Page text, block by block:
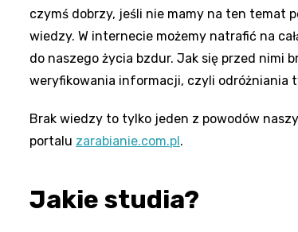
czymś dobrzy, jeśli nie mamy na ten temat
wiedzy. W internecie możemy natrafić na
do naszego życia bzdur. Jak się przed nimi
weryfikowania informacji, czyli odróżniania
Brak wiedzy to tylko jeden z powodów
portalu zarabianie.com.pl.
Jakie studia?